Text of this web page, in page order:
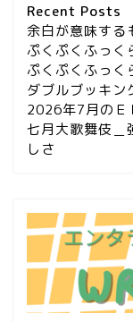
Recent Posts
余白が意味す
ぷくぷくふっ
ぷくぷくふっ
ダブルブッキン
2026年7月のＥ
七月大歌舞伎＿
しさ